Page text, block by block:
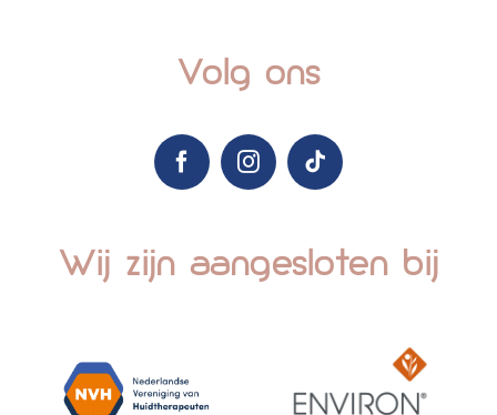
Volg ons
Wij zijn aangesloten bij